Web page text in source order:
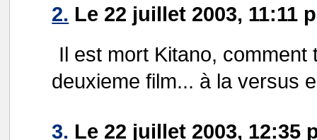
2. Le 22 juillet 2003, 11:11
Il est mort Kitano,
deuxieme film... à la versus
3. Le 22 juillet 2003, 12:35